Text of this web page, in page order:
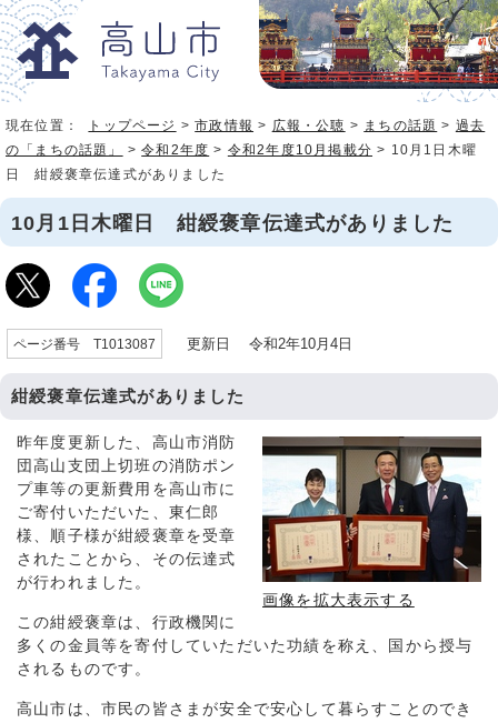
現在位置： トップページ >市政情報 > 広報・公聴 > まちの話題 > 過去
の「まちの話題」
>令和2年度 > 令和2年度10月掲載分 > 10月1日木曜
日 紺綬褒章伝達式がありました
10月1日木曜日 紺綬褒章伝達式がありました
ページ番号 T1013087 更新日 令和2年10月4日
紺綬褒章伝達式がありました
画像を拡大表示する
昨年度更新した、高山市消防
団高山支団上切班の消防ポン
プ車等の更新費用を高山市に
ご寄付いただいた、東仁郎
様、順子様が紺綬褒章を受章
されたことから、その伝達式
が行われました。
この紺綬褒章は、行政機関に
多くの金員等を寄付していただいた功績を称え、国から授与
されるものです。
高山市は、市民の皆さまが安全で安心して暮らすことのでき